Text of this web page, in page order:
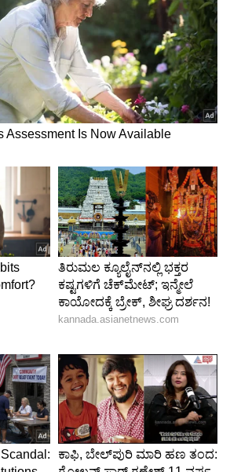
ಅತ್ಯಂತ ಶ್ರೀಮಂತ ಕ್ರಿಕೆಟ್ ಲೀಗ್
ಲೀಗ್‌ನಲ್ಲಿ 'ಡೆಲ್ಲಿ ಡೇರ್‌ಡೆವಿಲ್ಸ್'
ತಂಡದ ಪರವಾಗಿ ಕಣಕ್ಕಿಳಿದು
ರಂಜಿಸಿದ್ದರು.
ಡರ್ಹಾಮ್ ಕೌಂಟಿ ತಂಡಗಳ ಪರ
ಬಲಗೈ ವೇಗಿ ಈಗ ಅಮೆರಿಕದಲ್ಲಿ